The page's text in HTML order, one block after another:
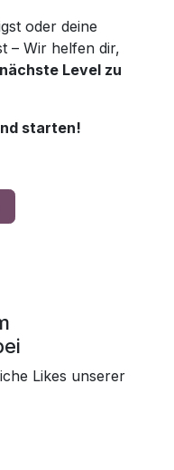
oder deine
– Wir helfen dir,
Level zu
starten!
Likes unserer